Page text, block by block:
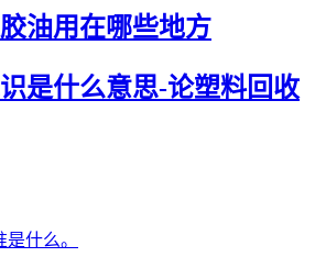
油用在哪些地方
是什么意思-论塑料回收
什么。